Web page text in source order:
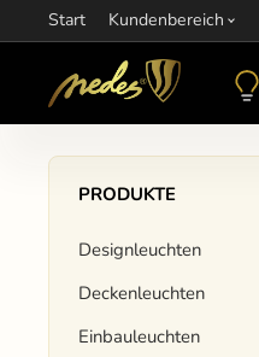
Start Kundenbereich
Information:nagel@nedes.sk
PRODUKTE
Designleuchten
Deckenleuchten
Einbauleuchten